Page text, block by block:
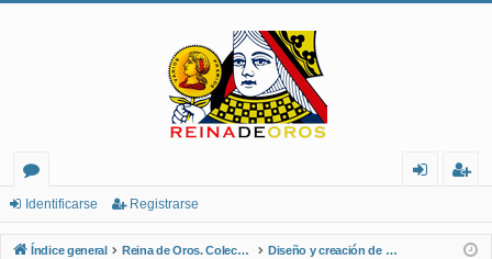
or
os
nt
ist
Identificarse Registrarse
Índice general Reina de Oros. Coleccionistas de Naipes. Diseño y creación de naipes